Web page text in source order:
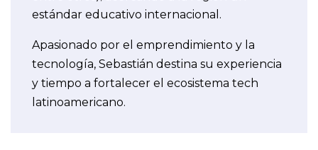
estándar educativo internacional.
Apasionado por el emprendimiento y la
tecnología, Sebastián destina su experiencia
y tiempo a fortalecer el ecosistema tech
latinoamericano.